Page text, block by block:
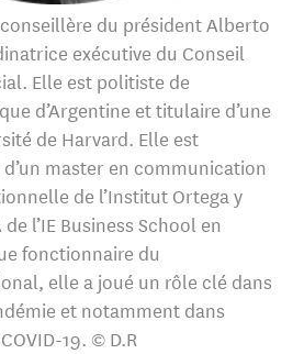
du président Alberto
exécutive du Conseil
Elle est politiste de
d’Argentine et titulaire d’une
de Harvard. Elle est
master en communication
de l’Institut Ortega y
de l’IE Business School en
fonctionnaire du
elle a joué un rôle clé dans
et notamment dans
19. © D.R